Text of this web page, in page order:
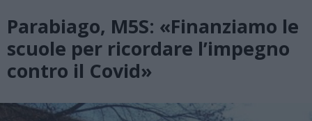
Parabiago, M5S: «Finanziamo le
scuole per ricordare l’impegno
contro il Covid»